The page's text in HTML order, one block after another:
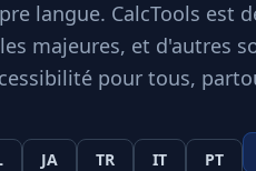
langue. CalcTools est
majeures, et d'autres
pour tous,
JA TR IT PT